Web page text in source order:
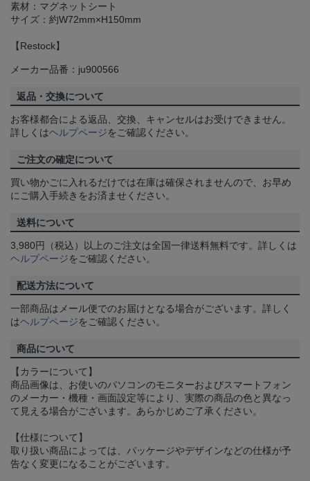
素材：マグネットシート
サイズ：約W72mm×H150mm
【Restock】
メーカー品番：ju900566
返品・交換について
お客様都合による返品、交換、キャンセルはお受けできません。
詳しくはヘルプページをご確認ください。
ご注文の確定について
買い物かごに入れるだけでは在庫は確保されませんので、お早め
にご購入手続きをお済ませください。
送料について
3,980円（税込）以上のご注文は全国一律送料無料です。詳しくは
ヘルプページをご確認ください。
配送方法について
一部商品はメール便でのお届けとなる場合がございます。詳しく
はヘルプページをご確認ください。
商品について
【カラーについて】
商品画像は、お使いのパソコンのモニターおよびスマートフォン
のメーカー・機種・画面設定等により、実際の商品の色と異なっ
て見える場合がございます。あらかじめご了承ください。
【仕様について】
取り扱い商品によっては、パッケージやデザインなどの仕様が予
告なく変更になることがございます。